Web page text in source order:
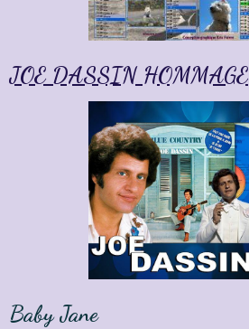
JOE DASSIN HOMMAGE
Baby Jane